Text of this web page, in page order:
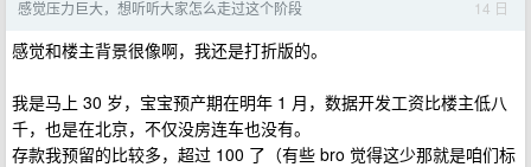
感觉压力巨大，想听听大家怎么走过这个阶段
14 日
感觉和楼主背景很像啊，我还是打折版的。
我是马上 30 岁，宝宝预产期在明年 1 月，数据开发工资比楼主低八
千，也是在北京，不仅没房连车也没有。
存款我预留的比较多，超过 100 了（有些 bro 觉得这少那就是咱们标